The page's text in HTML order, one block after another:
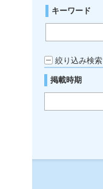
キーワード
絞り込み検索
掲載時期